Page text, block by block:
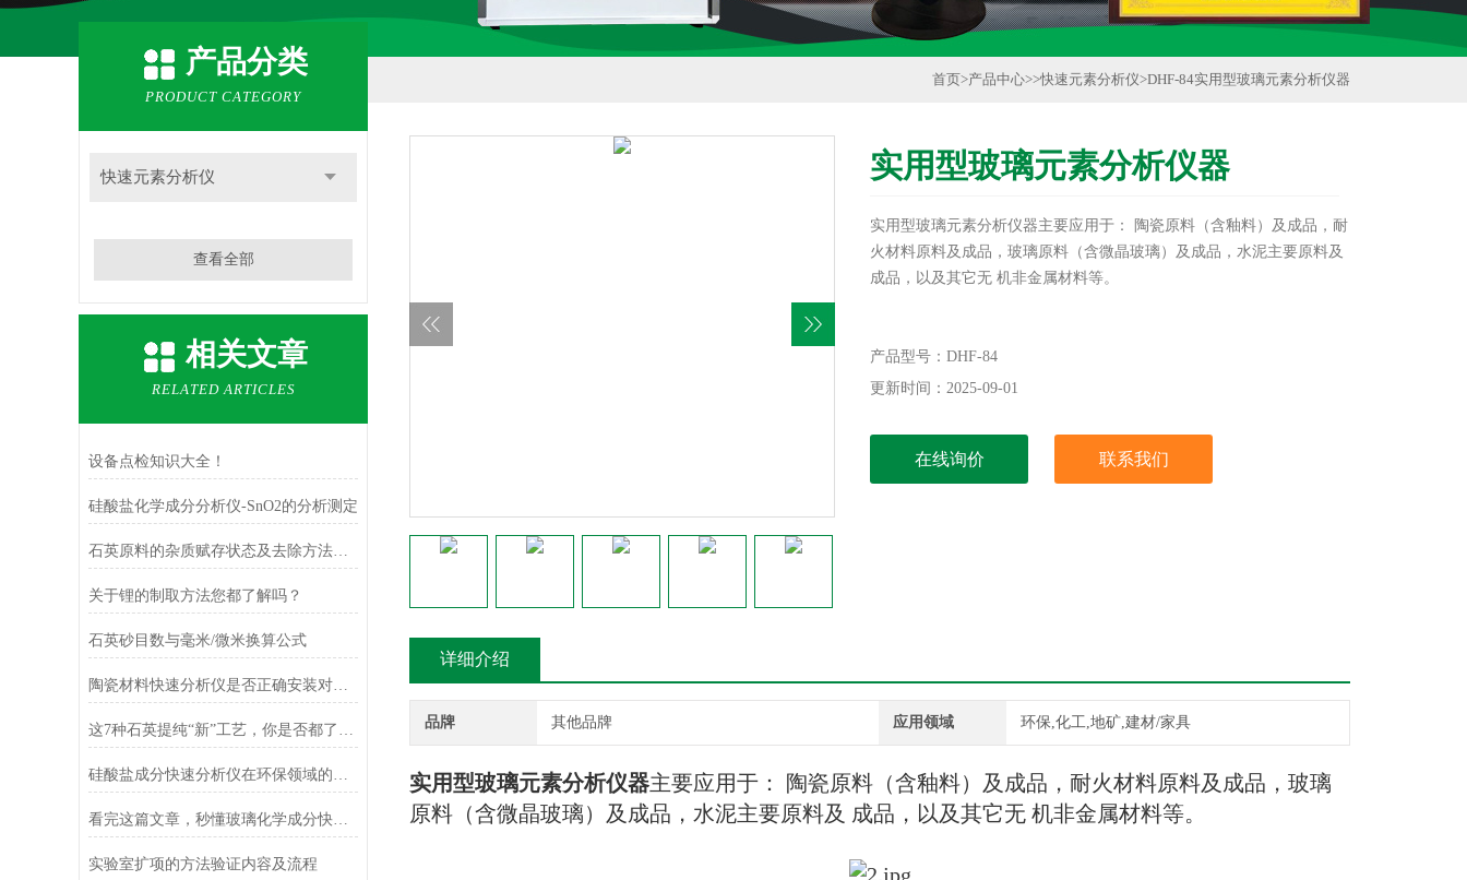
产品分类
PRODUCT CATEGORY
快速元素分析仪
查看全部
相关文章
RELATED ARTICLES
设备点检知识大全！
硅酸盐化学成分分析仪-SnO2的分析测定
石英原料的杂质赋存状态及去除方法研究
关于锂的制取方法您都了解吗？
石英砂目数与毫米/微米换算公式
陶瓷材料快速分析仪是否正确安装对加工效果影响也很大
这7种石英提纯“新”工艺，你是否都了解？
硅酸盐成分快速分析仪在环保领域的应用及前景
看完这篇文章，秒懂玻璃化学成分快速分析仪
实验室扩项的方法验证内容及流程
首页>产品中心>>快速元素分析仪>DHF-84实用型玻璃元素分析仪器
实用型玻璃元素分析仪器
实用型玻璃元素分析仪器主要应用于： 陶瓷原料（含釉料）及成品，耐
火材料原料及成品，玻璃原料（含微晶玻璃）及成品，水泥主要原料及
成品，以及其它无 机非金属材料等。
产品型号：DHF-84
更新时间：2025-09-01
在线询价 联系我们
详细介绍
品牌 其他品牌 应用领域 环保,化工,地矿,建材/家具
实用型玻璃元素分析仪器主要应用于： 陶瓷原料（含釉料）及成品，耐火材料原料及成品，玻璃
原料（含微晶玻璃）及成品，水泥主要原料及 成品，以及其它无 机非金属材料等。